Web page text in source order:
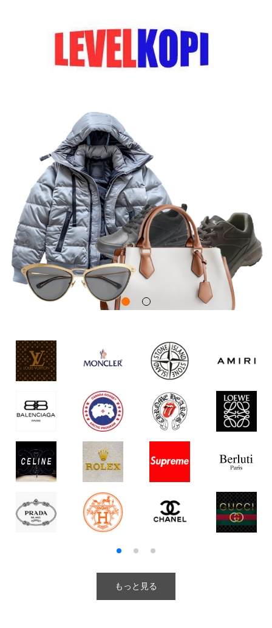
もっと見る